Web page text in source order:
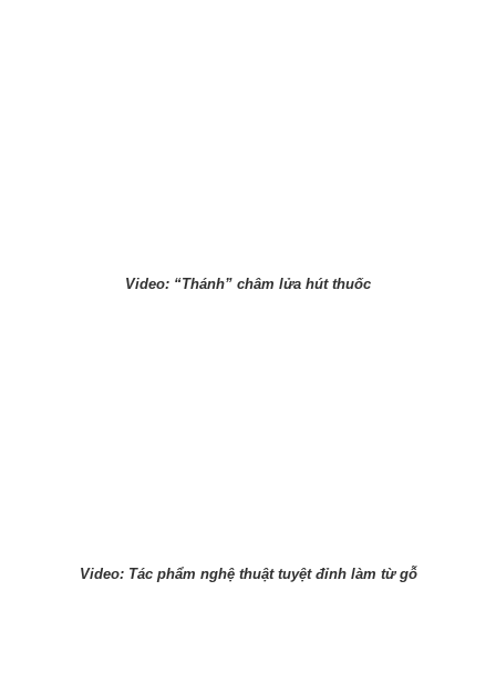
Video: “Thánh” châm lửa hút thuốc
Video: Tác phẩm nghệ thuật tuyệt đỉnh làm từ gỗ